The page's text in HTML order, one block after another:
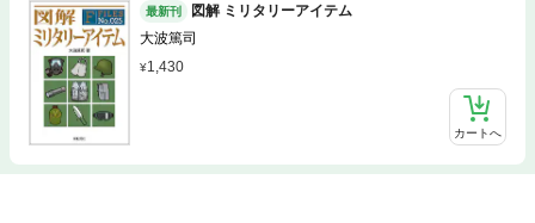
最新刊
図解 ミリタリーアイテム
大波篤司
1,430
カートへ